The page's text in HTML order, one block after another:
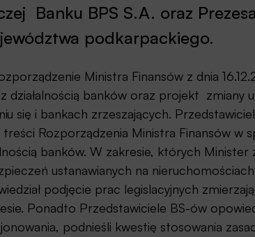
Banku BPS S.A. oraz
podkarpackiego.
Ministra Finansów z dnia
działalnością banków oraz projekt zmiany
się i bankach zrzeszających.
treści Rozporządzenia Ministra Finansów w
banków. W zakresie, których
ustanawianych na
podjęcie prac legislacyjnych
Ponadto Przedstawiciele BS-ów
podnieśli kwestię stosowania